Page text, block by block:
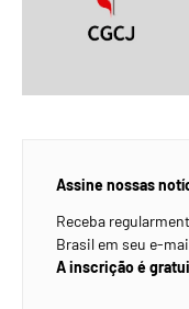
Assine nossas
Receba
Brasil em seu e-
A inscrição é